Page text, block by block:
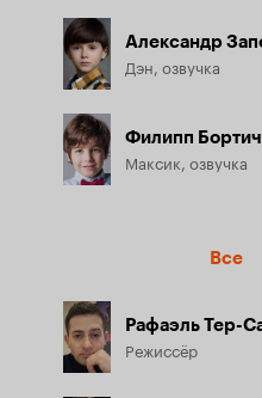
Александр
Дэн, озвучка
Филипп Бортич
Максик, озвучка
Все
Рафаэль Тер-
Режиссёр